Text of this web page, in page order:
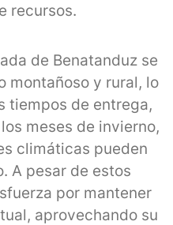
recursos.
de Benatanduz se
montañoso y rural, lo
tiempos de entrega,
meses de invierno,
climáticas pueden
A pesar de estos
por mantener
aprovechando su